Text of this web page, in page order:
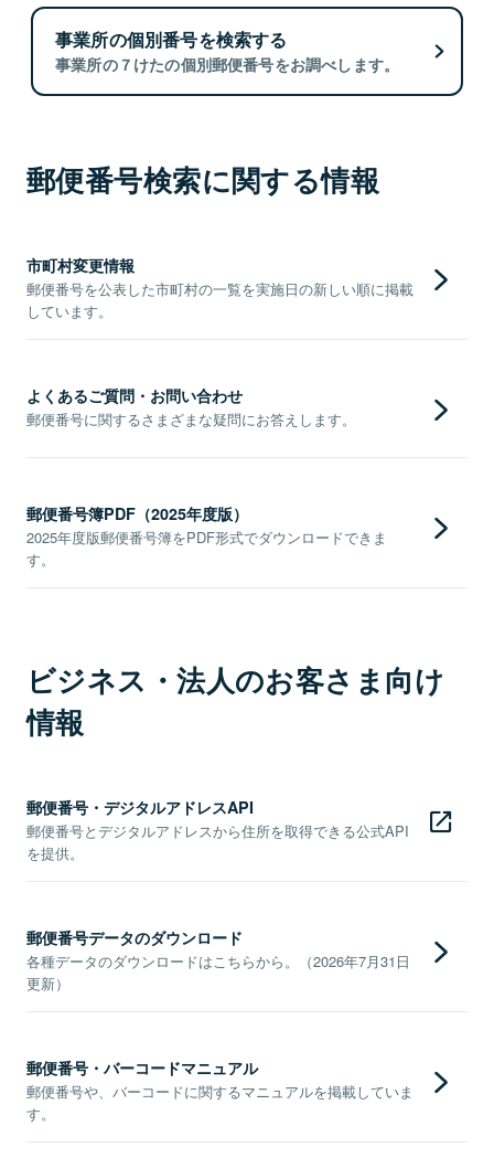
事業所の個別番号を検索する
事業所の７けたの個別郵便番号をお調べします。
郵便番号検索に関する情報
市町村変更情報
郵便番号を公表した市町村の一覧を実施日の新しい順に掲載
しています。
よくあるご質問・お問い合わせ
郵便番号に関するさまざまな疑問にお答えします。
郵便番号簿PDF（2025年度版）
2025年度版郵便番号簿をPDF形式でダウンロードできま
す。
ビジネス・法人のお客さま向け
情報
郵便番号・デジタルアドレスAPI
郵便番号とデジタルアドレスから住所を取得できる公式API
を提供。
郵便番号データのダウンロード
各種データのダウンロードはこちらから。（2026年7月31日
更新）
郵便番号・バーコードマニュアル
郵便番号や、バーコードに関するマニュアルを掲載していま
す。